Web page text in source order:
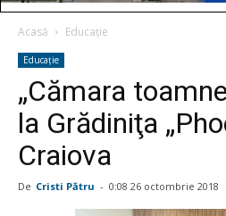
Acasă Educație
Educație
„Cămara
la Grădiniţa
Craiova
De Cristi Pătru - 0:08 26 octombrie 2018